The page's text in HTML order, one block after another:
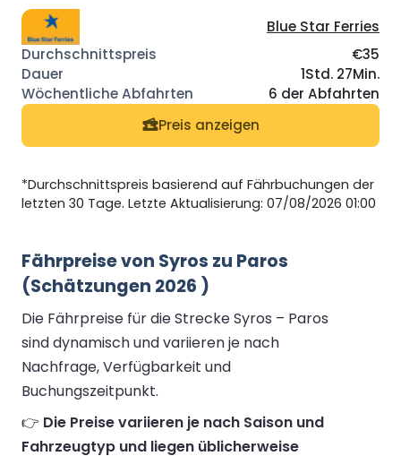
Blue Star Ferries
€35
1Std. 27Min.
6 der Abfahrten
Preis anzeigen
*Durchschnittspreis basierend auf Fährbuchungen der
letzten 30 Tage. Letzte Aktualisierung: 07/08/2026 01:00
Fährpreise von Syros zu Paros
(Schätzungen 2026 )
Die Fährpreise für die Strecke Syros – Paros
sind dynamisch und variieren je nach
Nachfrage, Verfügbarkeit und
Buchungszeitpunkt.
👉 Die Preise variieren je nach Saison und
Fahrzeugtyp und liegen üblicherweise